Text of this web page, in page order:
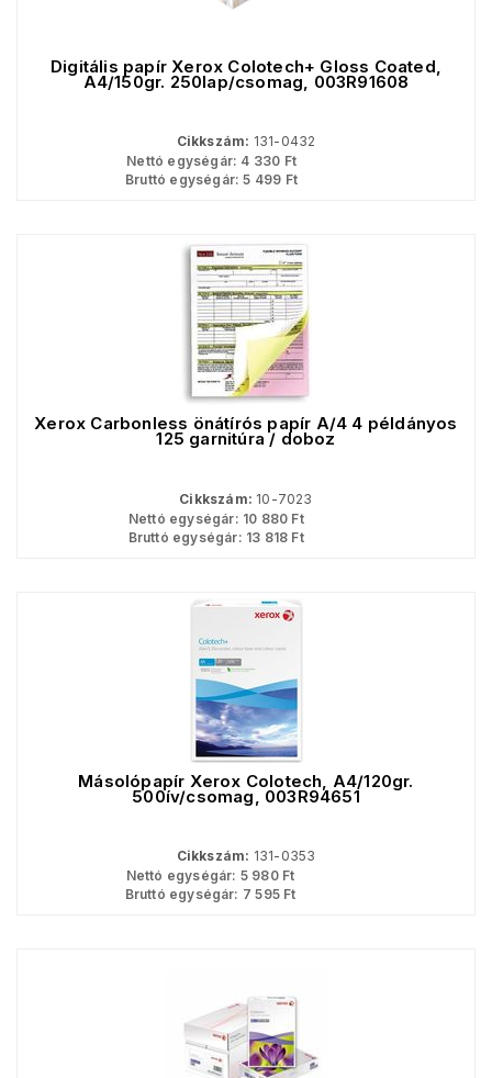
Digitális papír Xerox Colotech+ Gloss Coated,
A4/150gr. 250lap/csomag, 003R91608
Cikkszám: 131-0432
Nettó egységár: 4 330 Ft
Bruttó egységár: 5 499 Ft
Xerox Carbonless önátírós papír A/4 4 példányos
125 garnitúra / doboz
Cikkszám: 10-7023
Nettó egységár: 10 880 Ft
Bruttó egységár: 13 818 Ft
Másolópapír Xerox Colotech, A4/120gr.
500ív/csomag, 003R94651
Cikkszám: 131-0353
Nettó egységár: 5 980Ft
Bruttó egységár: 7 595Ft